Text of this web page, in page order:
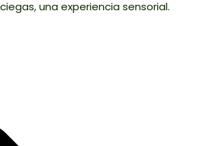
una experiencia sensorial.